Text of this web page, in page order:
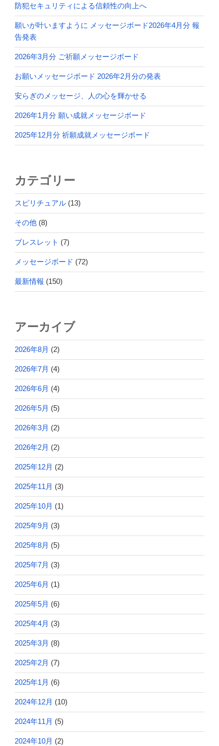
防犯セキュリティによる信頼性の向上へ
願いが叶いますように メッセージボード2026年4月分 報
告発表
2026年3月分 ご祈願メッセージボード
お願いメッセージボード 2026年2月分の発表
安らぎのメッセージ、人の心を輝かせる
2026年1月分 願い成就メッセージボード
2025年12月分 祈願成就メッセージボード
カテゴリー
スピリチュアル (13)
その他 (8)
ブレスレット (7)
メッセージボード (72)
最新情報 (150)
アーカイブ
2026年8月 (2)
2026年7月 (4)
2026年6月 (4)
2026年5月 (5)
2026年3月 (2)
2026年2月 (2)
2025年12月 (2)
2025年11月 (3)
2025年10月 (1)
2025年9月 (3)
2025年8月 (5)
2025年7月 (3)
2025年6月 (1)
2025年5月 (6)
2025年4月 (3)
2025年3月 (8)
2025年2月 (7)
2025年1月 (6)
2024年12月 (10)
2024年11月 (5)
2024年10月 (2)